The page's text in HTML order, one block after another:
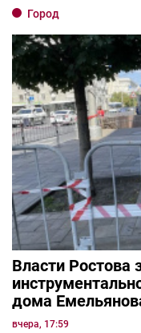
Город
Власти Ростова
дома
вчера, 17:59